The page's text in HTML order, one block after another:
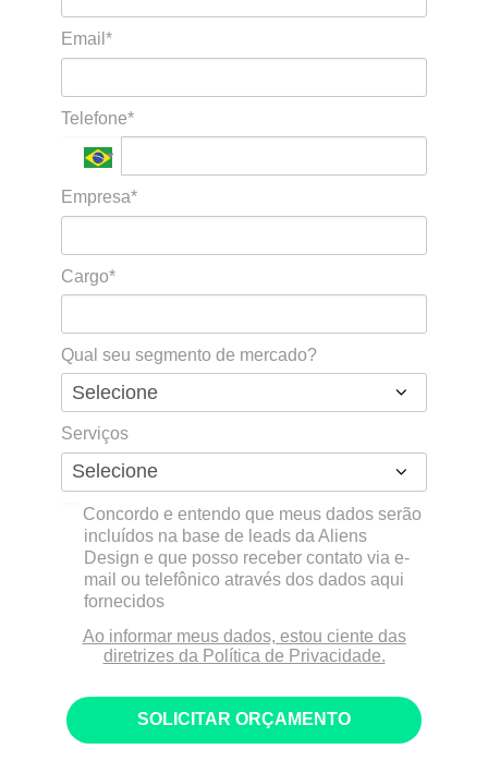
Email*
Telefone*
Empresa*
Cargo*
Qual seu segmento de mercado?
Serviços
Concordo e entendo que meus dados serão
incluídos na base de leads da Aliens
Design e que posso receber contato via e-
mail ou telefônico através dos dados aqui
fornecidos
Ao informar meus dados, estou ciente das
diretrizes da Política de Privacidade.
SOLICITAR ORÇAMENTO